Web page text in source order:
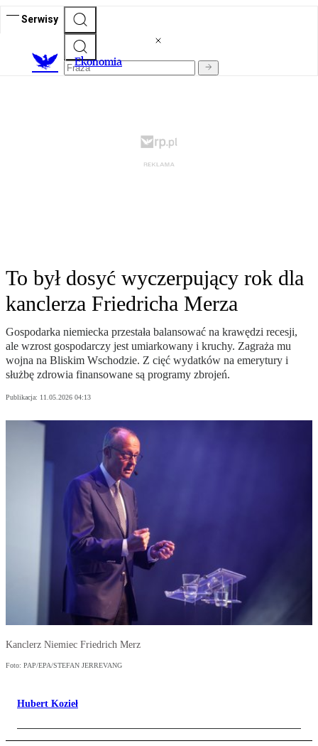
Serwisy
Ekonomia
To był dosyć wyczerpujący rok dla
kanclerza Friedricha Merza
Gospodarka niemiecka przestała balansować na krawędzi recesji,
ale wzrost gospodarczy jest umiarkowany i kruchy. Zagraża mu
wojna na Bliskim Wschodzie. Z cięć wydatków na emerytury i
służbę zdrowia finansowane są programy zbrojeń.
Publikacja: 11.05.2026 04:13
Kanclerz Niemiec Friedrich Merz
Foto: PAP/EPA/STEFAN JERREVANG
Hubert Kozieł